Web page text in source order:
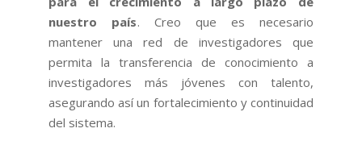
nuestro país. Creo que es necesario
mantener una red de investigadores que
permita la transferencia de conocimiento a
investigadores más jóvenes con talento,
asegurando así un fortalecimiento y continuidad
del sistema.